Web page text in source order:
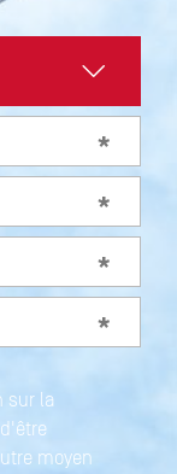
sur la
moyen